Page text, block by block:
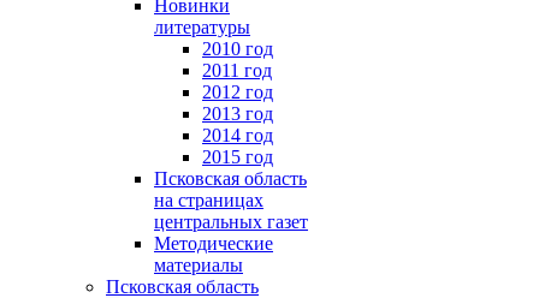
Новинки
литературы
2010 год
2011 год
2012 год
2013 год
2014 год
2015 год
Псковская область
на страницах
центральных газет
Методические
материалы
Псковская область